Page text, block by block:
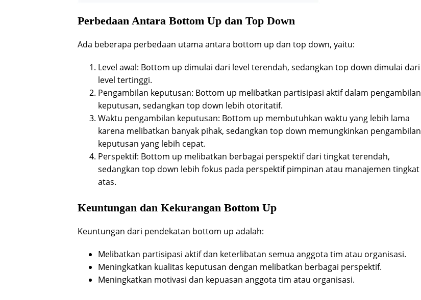
Perbedaan Antara Bottom Up dan Top Down
Ada beberapa perbedaan utama antara bottom up dan top down, yaitu:
Level awal: Bottom up dimulai dari level terendah, sedangkan top down dimulai dari
level tertinggi.
Pengambilan keputusan: Bottom up melibatkan partisipasi aktif dalam pengambilan
keputusan, sedangkan top down lebih otoritatif.
Waktu pengambilan keputusan: Bottom up membutuhkan waktu yang lebih lama
karena melibatkan banyak pihak, sedangkan top down memungkinkan pengambilan
keputusan yang lebih cepat.
Perspektif: Bottom up melibatkan berbagai perspektif dari tingkat terendah,
sedangkan top down lebih fokus pada perspektif pimpinan atau manajemen tingkat
atas.
Keuntungan dan Kekurangan Bottom Up
Keuntungan dari pendekatan bottom up adalah:
Melibatkan partisipasi aktif dan keterlibatan semua anggota tim atau organisasi.
Meningkatkan kualitas keputusan dengan melibatkan berbagai perspektif.
Meningkatkan motivasi dan kepuasan anggota tim atau organisasi.